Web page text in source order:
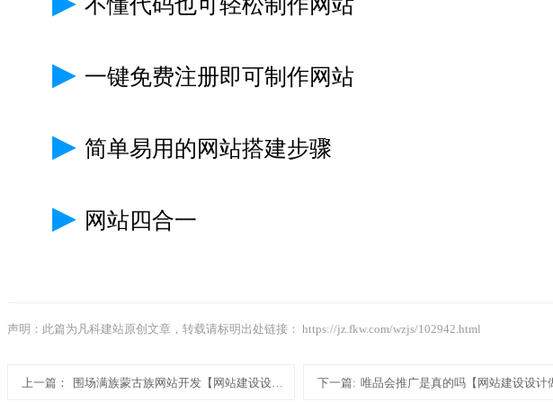
不懂代码也可轻松制作网站
▶ 一键免费注册即可制作网站
▶ 简单易用的网站搭建步骤
▶ 网站四合一
声明：此篇为凡科建站原创文章，转载请标明出处链接： https://jz.fkw.com/wzjs/102942.html
上一篇： 围场满族蒙古族网站开发【网站建设设计做网站】下一篇: 唯品会推广是真的吗【网站建设设计